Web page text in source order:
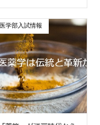
医学部入試情報